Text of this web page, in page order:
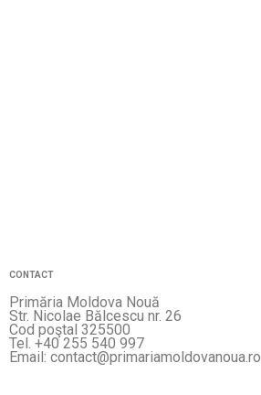
CONTACT
Primăria Moldova Nouă
Str. Nicolae Bălcescu nr. 26
Cod poştal 325500
Tel. +40 255 540 997
Email: contact@primariamoldovanoua.ro